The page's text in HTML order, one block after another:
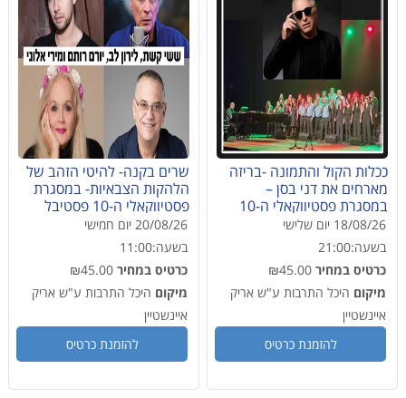
ככלות הקול והתמונה -בריזה
מארחים את דני בסן –
במסגרת פסטיווקאלי ה-10
פסטיבל הזמר העברי
18/08/26 יום שלישי
בשעה:21:00
כרטיס במחיר₪45.00
מיקום היכל התרבות ע"ש אריק
איינשטיין
להזמנת כרטיס
שרים בקנה- להיטי הזהב של
הלהקות הצבאיות- במסגרת
פסטיווקאלי ה-10 פסטיבל
הזמר העברי
20/08/26 יום חמישי
בשעה:11:00
כרטיס במחיר ₪45.00
מיקום היכל התרבות ע"ש אריק
איינשטיין
להזמנת כרטיס